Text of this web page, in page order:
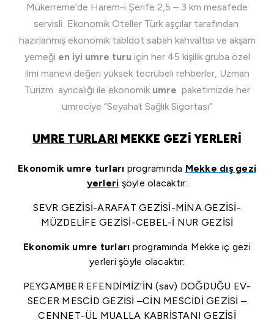
Mükerreme’de Harem-i Şerife 2,5 – 3 km mesafede
servisli Ekonomik Oteller Türk aşçılar tarafından
hazırlanmış ekonomik tabldot sabah kahvaltısı ve akşam
yemeği en iyi umre turu için her 45 kişilik gruba özel
ilmi manevi değeri yüksek tecrübeli rehberler, Uzman
Turizm ayrıcalığı ile ekonomik umre paketimizde her
umreciye “Seyahat Sağlık Sigortası”
UMRE TURLARI MEKKE GEZİ YERLERİ
Ekonomik umre turları programında Mekke dış gezi
yerleri şöyle olacaktır:
SEVR GEZİSİ-ARAFAT GEZİSİ-MİNA GEZİSİ-
MÜZDELİFE GEZİSİ-CEBEL-İ NUR GEZİSİ
Ekonomik umre turları programında Mekke iç gezi
yerleri şöyle olacaktır:
PEYGAMBER EFENDİMİZ’İN (sav) DOĞDUĞU EV-
SECER MESCİD GEZİSİ –CİN MESCİDİ GEZİSİ –
CENNET-ÜL MUALLA KABRİSTANI GEZİSİ